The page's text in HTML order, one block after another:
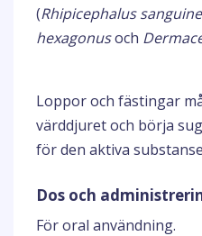
(Rhipicephalus
hexagonusoch
Loppor och fästingar
värddjuret och börja
för den aktiva
Dos och
För oral användning.